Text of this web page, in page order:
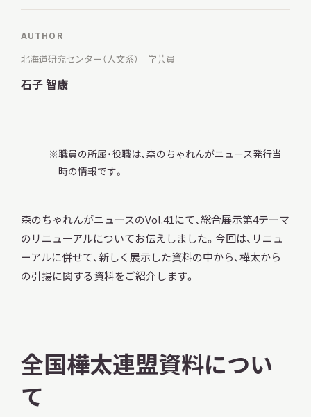
調査・研究
地域連携
イベント
お知らせ
AUTHOR
北海道研究センター（人文系） 学芸員
石子 智康
職員の所属・役職は、森のちゃれんがニュース発行当
時の情報です。
森のちゃれんがニュースのVol.41にて、総合展示第4テーマ
のリニューアルについてお伝えしました。今回は、リニュ
ーアルに併せて、新しく展示した資料の中から、樺太から
の引揚に関する資料をご紹介します。
全国樺太連盟資料につい
て